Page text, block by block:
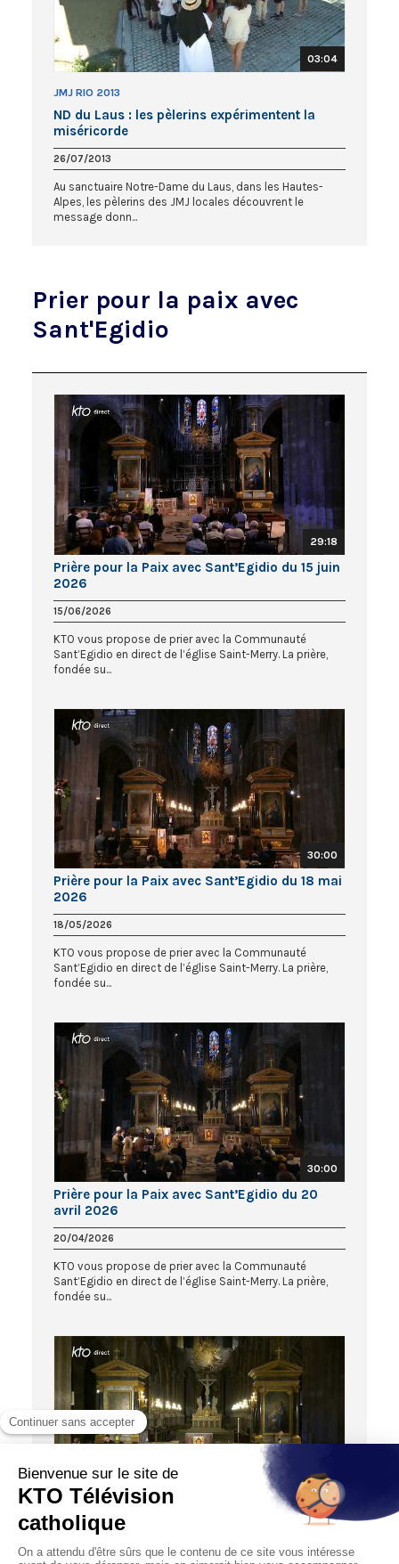
03:04
JMJ RIO 2013
ND du Laus : les pèlerins expérimentent la
miséricorde
26/07/2013
Au sanctuaire Notre-Dame du Laus, dans les Hautes-
Alpes, les pèlerins des JMJ locales découvrent le
message donn...
Prier pour la paix avec
Sant'Egidio
29:18
Prière pour la Paix avec Sant’Egidio du 15 juin
2026
15/06/2026
KTO vous propose de prier avec la Communauté
Sant’Egidio en direct de l’église Saint-Merry. La prière,
fondée su...
30:00
Prière pour la Paix avec Sant’Egidio du 18 mai
2026
18/05/2026
KTO vous propose de prier avec la Communauté
Sant’Egidio en direct de l’église Saint-Merry. La prière,
fondée su...
30:00
Prière pour la Paix avec Sant’Egidio du 20
avril 2026
20/04/2026
KTO vous propose de prier avec la Communauté
Sant’Egidio en direct de l’église Saint-Merry. La prière,
fondée su...
30:05
Prière pour la Paix avec Sant’Egidio du 16
mars 2026
16/03/2026